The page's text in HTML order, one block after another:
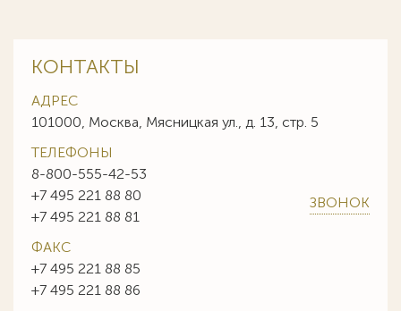
КОНТАКТЫ
АДРЕС
101000, Москва, Мясницкая ул., д. 13, стр. 5
ТЕЛЕФОНЫ
8-800-555-42-53
+7 495 221 88 80
+7 495 221 88 81
ЗВОНОК
ФАКС
+7 495 221 88 85
+7 495 221 88 86